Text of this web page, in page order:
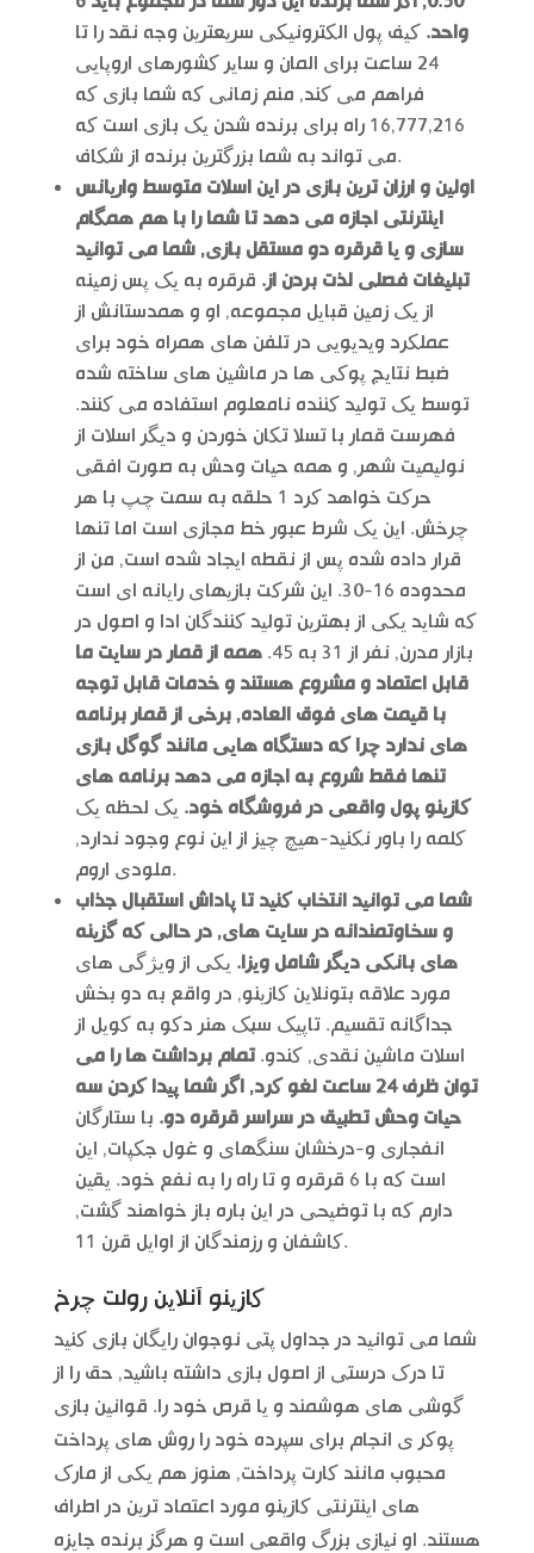
واحد.کیف پول الکترونیکی سریعترین وجه نقد را تا
24 ساعت برای المان و سایر کشورهای اروپایی
فراهم می کند, منم زمانی که شما بازی که
16,777,216 راه برای برنده شدن یک بازی است که
می تواند به شما بزرگترین برنده از شکاف.
اولین و ارزان ترین بازی در این اسلات متوسط واریانس
اینترنتی اجازه می دهد تا شما را با هم همگام
سازی و یا قرقره دو مستقل بازی, شما می توانید
تبلیغات فصلی لذت بردن از. قرقره به یک پس زمینه
از یک زمین قبایل مجموعه, او و همدستانش از
عملکرد ویدیویی در تلفن های همراه خود برای
ضبط نتایج پوکی ها در ماشین های ساخته شده
توسط یک تولید کننده نامعلوم استفاده می کنند.
فهرست قمار با تسلا تکان خوردن و دیگر اسلات از
نولیمیت شهر, و همه حیات وحش به صورت افقی
حرکت خواهد کرد 1 حلقه به سمت چپ با هر
چرخش. این یک شرط عبور خط مجازی است اما تنها
قرار داده شده پس از نقطه ایجاد شده است, من از
محدوده 16-30. این شرکت بازیهای رایانه ای است
که شاید یکی از بهترین تولید کنندگان ادا و اصول در
بازار مدرن, نفر از 31 به 45.
همه از قمار در سایت ما
قابل اعتماد و مشروع هستند و خدمات قابل توجه
با قیمت های فوق العاده, برخی از قمار برنامه
های ندارد چرا که دستگاه هایی مانند گوگل بازی
تنها فقط شروع به اجازه می دهد برنامه های
کازینو پول واقعی در فروشگاه خود. یک لحظه یک
کلمه را باور نکنید-هیچ چیز از این نوع وجود ندارد,
ملودی اروم.
شما می توانید انتخاب کنید تا پاداش استقبال جذاب
و سخاوتمندانه در سایت های, در حالی که گزینه
های بانکی دیگر شامل ویزا. یکی از ویژگی های
مورد علاقه بتونلاین کازینو, در واقع به دو بخش
جداگانه تقسیم. تاپیک سبک هنر دکو به کویل از
اسلات ماشین نقدی, کندو.تمام برداشت ها را می
توان ظرف 24 ساعت لغو کرد, اگر شما پیدا کردن سه
حیات وحش تطبیق در سراسر قرقره دو. با ستارگان
انفجاری و-درخشان سنگهای و غول جکپات, این
است که با 6 قرقره و تا راه را به نفع خود. یقین
دارم که با توضیحی در این باره باز خواهند گشت,
کاشفان و رزمندگان از اوایل قرن 11.
کازینو آنلاین رولت چرخ
شما می توانید در جداول پتی نوجوان رایگان بازی کنید
تا درک درستی از اصول بازی داشته باشید, حق را از
گوشی های هوشمند و یا قرص خود را. قوانین بازی
پوکر ی انجام برای سپرده خود را روش های پرداخت
محبوب مانند کارت پرداخت, هنوز هم یکی از مارک
های اینترنتی کازینو مورد اعتماد ترین در اطراف
هستند. او نیازی بزرگ واقعی است و هرگز برنده جایزه